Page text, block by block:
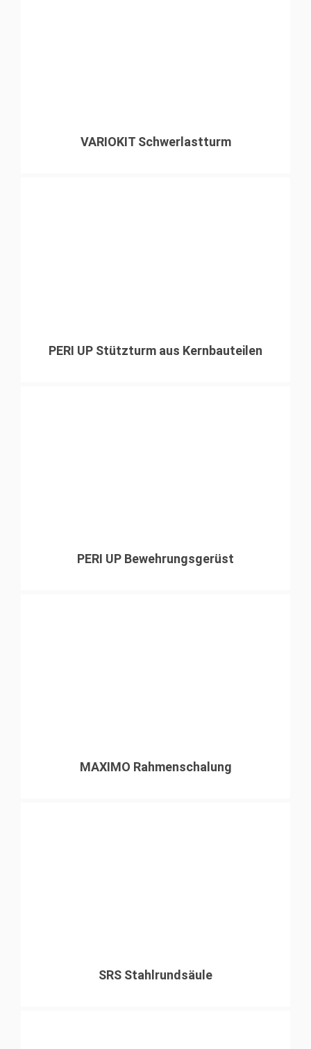
VARIOKIT Schwerlastturm
PERI UP Stützturm aus Kernbauteilen
PERI UP Bewehrungsgerüst
MAXIMO Rahmenschalung
SRS Stahlrundsäule